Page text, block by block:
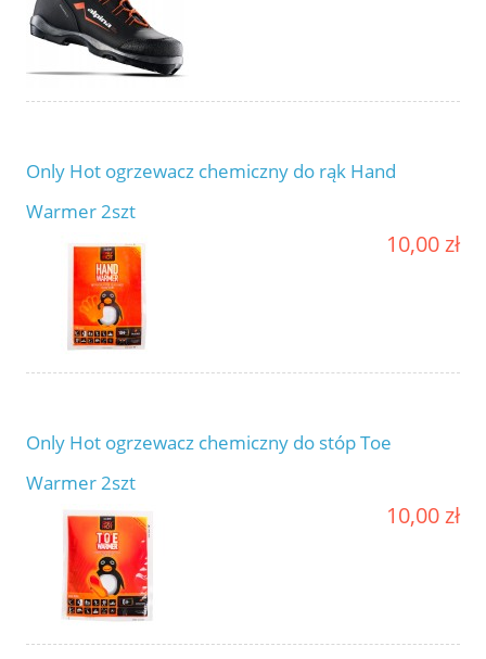
Only Hot ogrzewacz chemiczny do rąk Hand
Warmer 2szt
10,00 zł
Only Hot ogrzewacz chemiczny do stóp Toe
Warmer 2szt
10,00 zł